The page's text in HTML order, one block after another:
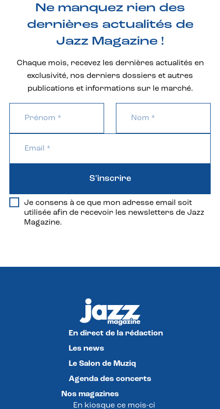
Ne manquez rien des
dernières actualités de
Jazz Magazine !
Chaque mois, recevez les dernières actualités en
exclusivité, nos derniers dossiers et autres
publications et informations sur le marché.
Je consens à ce que mon adresse email soit
utilisée afin de recevoir les newsletters de Jazz
Magazine.
S'inscrire
En direct de la rédaction
Les news
Le Salon de Muziq
Agenda des concerts
Nos magazines
En kiosque ce mois-ci